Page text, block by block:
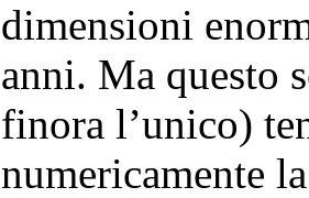
dimensioni
anni. Ma questo
finora l’unico)
numericamente